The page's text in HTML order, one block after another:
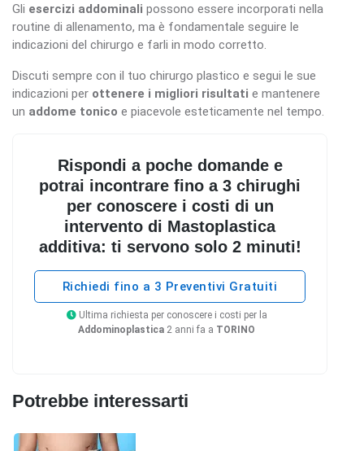
Gli esercizi addominali possono essere incorporati nella
routine di allenamento, ma è fondamentale seguire le
indicazioni del chirurgo e farli in modo corretto.
Discuti sempre con il tuo chirurgo plastico e segui le sue
indicazioni per ottenere i migliori risultati e mantenere
un addome tonico e piacevole esteticamente nel tempo.
Rispondi a poche domande e
potrai incontrare fino a 3 chirughi
per conoscere i costi di un
intervento di Mastoplastica
additiva: ti servono solo 2 minuti!
Richiedi fino a 3 Preventivi Gratuiti
Ultima richiesta per conoscere i costi per la
Addominoplastica 2 anni fa a TORINO
Potrebbe interessarti